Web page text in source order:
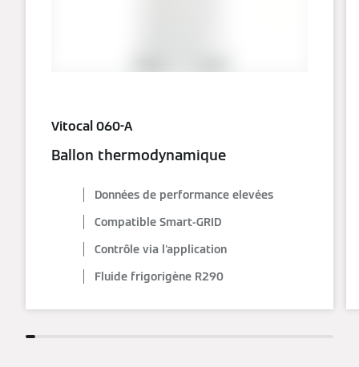
Vitocal 060-A
Ballon thermodynamique
Données de performance elevées
Compatible Smart-GRID
Contrôle via l'application
Fluide frigorigène R290